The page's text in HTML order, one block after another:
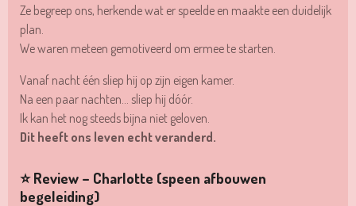
Ze begreep ons, herkende wat er speelde en maakte een duidelijk
plan.
We waren meteen gemotiveerd om ermee te starten.
Vanaf nacht één sliep hij op zijn eigen kamer.
Na een paar nachten… sliep hij dóór.
Ik kan het nog steeds bijna niet geloven.
Dit heeft ons leven echt veranderd.
⭐ Review – Charlotte (speen afbouwen
begeleiding)